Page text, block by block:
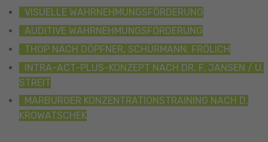
VISUELLE WAHRNEHMUNGSFÖRDERUNG
AUDITIVE WAHRNEHMUNGSFÖRDERUNG
THOP NACH DÖPFNER, SCHÜRMANN, FRÖLICH
INTRA-ACT-PLUS-KONZEPT NACH DR. F. JANSEN / U.
STREIT
MARBURGER KONZENTRATIONSTRAINING NACH D.
KROWATSCHEK